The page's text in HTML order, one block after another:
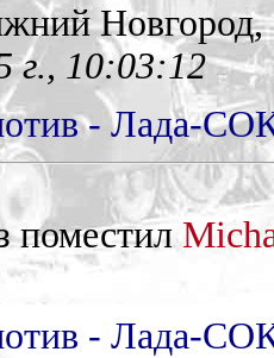
г., 10:03:12
- Лада-
поместил
- Лада-